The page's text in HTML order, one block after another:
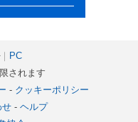
｜ PC
されます
- クッキーポリシー
せ- ヘルプ